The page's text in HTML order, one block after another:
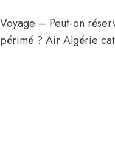
Voyage – Peut-on
périmé ? Air Algérie